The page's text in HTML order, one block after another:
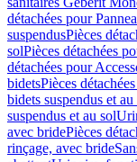
détachées pour
suspendusPièces
solPièces détachées
détachées pour
bidetsPièces
bidets suspendus et au
suspendus et au sol
avec bridePièces
rinçage, avec bride